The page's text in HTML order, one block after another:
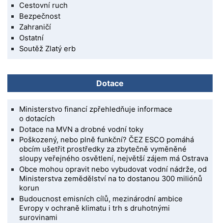
Cestovní ruch
Bezpečnost
Zahraničí
Ostatní
Soutěž Zlatý erb
Dotace
Ministerstvo financí zpřehledňuje informace
o dotacích
Dotace na MVN a drobné vodní toky
Poškozený, nebo plně funkční? ČEZ ESCO pomáhá
obcím ušetřit prostředky za zbytečně vyměněné
sloupy veřejného osvětlení, největší zájem má Ostrava
Obce mohou opravit nebo vybudovat vodní nádrže, od
Ministerstva zemědělství na to dostanou 300 miliónů
korun
Budoucnost emisních cílů, mezinárodní ambice
Evropy v ochraně klimatu i trh s druhotnými
surovinami